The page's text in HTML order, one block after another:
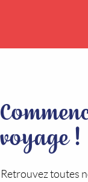
voyage !
Retrouvez toutes